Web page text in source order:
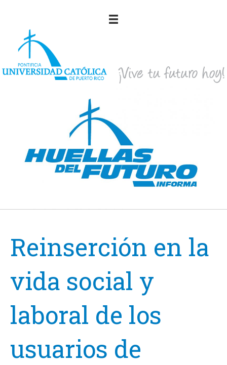
Reinserción en la
vida social y
laboral de los
usuarios de